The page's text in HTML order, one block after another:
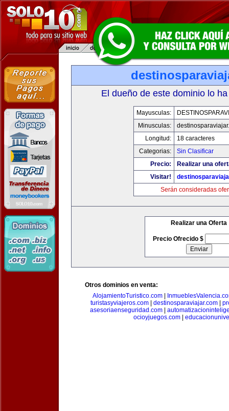
El dueño de este dominio lo
Mayusculas:
Minusculas:
Longitud:
18 caracteres
Categorias:
Sin Clasificar
Precio:
Realizar una
Visitar!
Serán consideradas
Realizar una Oferta
Precio Ofrecido $
Otros dominios en venta:
AlojamientoTuristico.com
turistasyviajeros.com| destinosparaviajar.com|
asesoriaenseguridad.com|
ocioyjuegos.com|